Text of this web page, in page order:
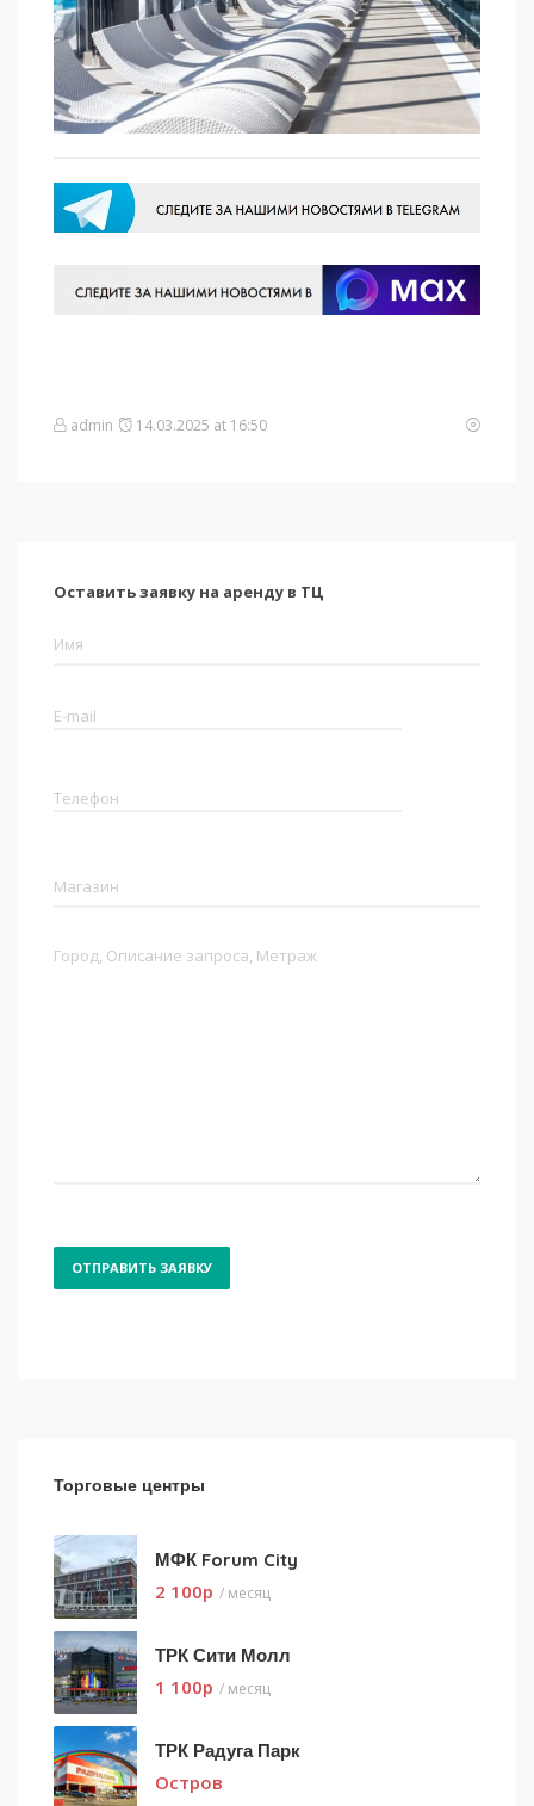
admin 14.03.2025 at 16:50
Оставить заявку на аренду в ТЦ
Торговые центры
МФК Forum City
2 100p / месяц
ТРК Сити Молл
1 100p / месяц
ТРК Радуга Парк
Остров